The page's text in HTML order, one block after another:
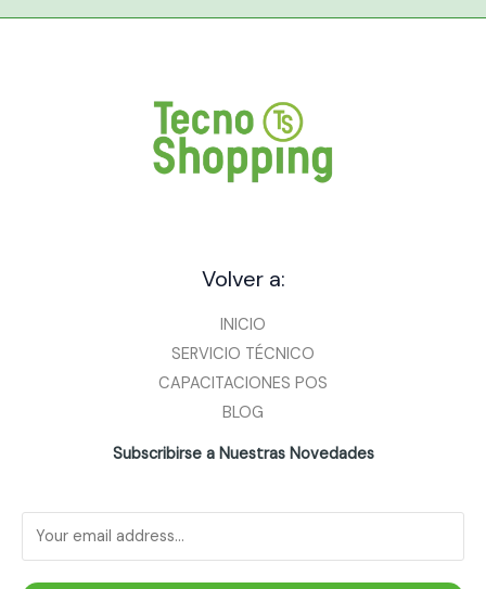
Volver a:
INICIO
SERVICIO TÉCNICO
CAPACITACIONES POS
BLOG
Subscribirse a Nuestras Novedades